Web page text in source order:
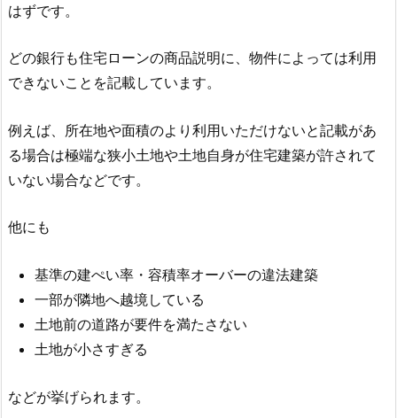
はずです。
どの銀行も住宅ローンの商品説明に、物件によっては利用
できないことを記載しています。
例えば、所在地や面積のより利用いただけないと記載があ
る場合は極端な狭小土地や土地自身が住宅建築が許されて
いない場合などです。
他にも
基準の建ぺい率・容積率オーバーの違法建築
一部が隣地へ越境している
土地前の道路が要件を満たさない
土地が小さすぎる
などが挙げられます。